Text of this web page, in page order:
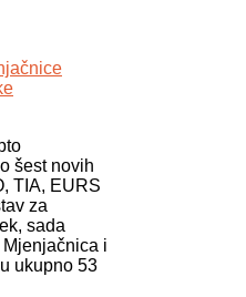
šest novih
TIA, EURS
za
sada
i
ukupno 53